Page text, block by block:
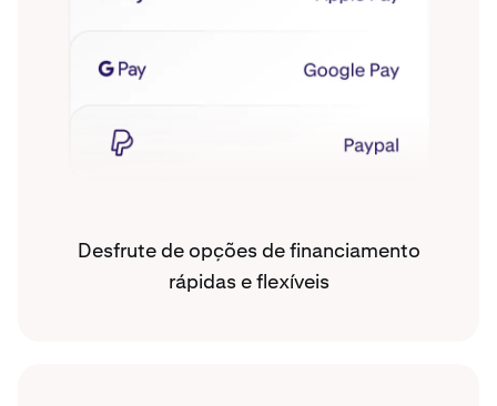
Desfrute de opções de financiamento
rápidas e flexíveis